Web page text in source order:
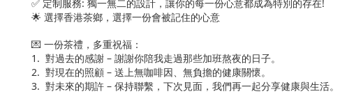
✅ 定制服務: 獨一無二的設計，讓你的每一份心意都成為特別的存在!
🌟 選擇香港茶鄉，選擇一份會被記住的心意
💌 一份茶禮，多重祝福：
1. 對過去的感謝 – 謝謝你陪我走過那些加班熬夜的日子。
2. 對現在的照顧 – 送上無咖啡因、無負擔的健康關懷。
3. 對未來的期許 – 保持聯繫，下次見面，我們再一起分享健康與生活。